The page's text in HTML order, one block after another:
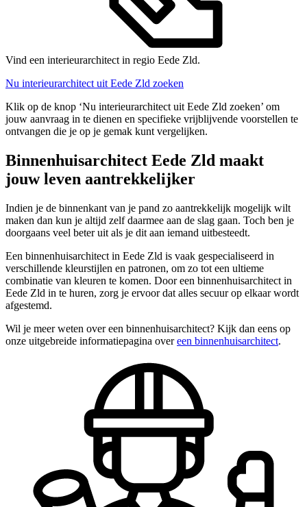
Vind een interieurarchitect in regio Eede Zld.
Nu interieurarchitect uit Eede Zld zoeken
Klik op de knop ‘Nu interieurarchitect uit Eede Zld zoeken’ om
jouw aanvraag in te dienen en specifieke vrijblijvende voorstellen te
ontvangen die je op je gemak kunt vergelijken.
Binnenhuisarchitect Eede Zld maakt
jouw leven aantrekkelijker
Indien je de binnenkant van je pand zo aantrekkelijk mogelijk wilt
maken dan kun je altijd zelf daarmee aan de slag gaan. Toch ben je
doorgaans veel beter uit als je dit aan iemand uitbesteedt.
Een binnenhuisarchitect in Eede Zld is vaak gespecialiseerd in
verschillende kleurstijlen en patronen, om zo tot een ultieme
combinatie van kleuren te komen. Door een binnenhuisarchitect in
Eede Zld in te huren, zorg je ervoor dat alles secuur op elkaar wordt
afgestemd.
Wil je meer weten over een binnenhuisarchitect? Kijk dan eens op
onze uitgebreide informatiepagina overeen binnenhuisarchitect.